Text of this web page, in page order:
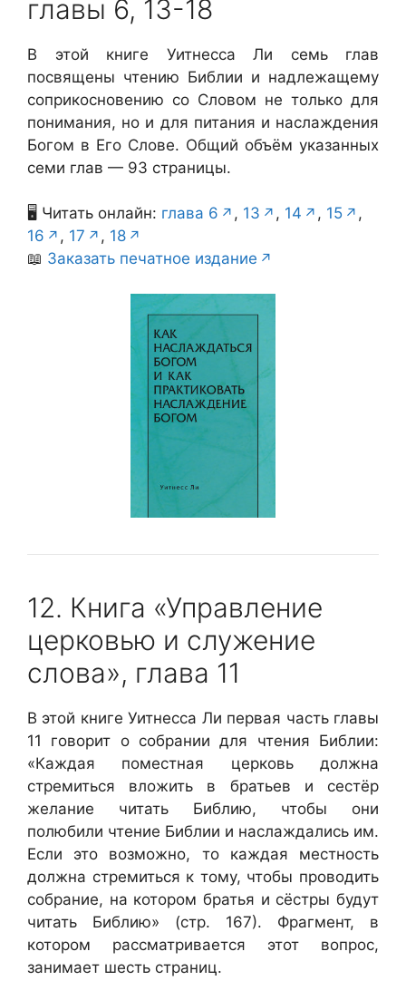
главы 6, 13-18
В этой книге Уитнесса Ли семь глав
посвящены чтению Библии и надлежащему
соприкосновению со Словом не только для
понимания, но и для питания и наслаждения
Богом в Его Слове. Общий объём указанных
семи глав — 93 страницы.
🖥️ Читать онлайн: глава 6 , 13 , 14 , 15
,
16
, 17 , 18
📖 Заказать печатное издание
12. Книга «Управление
церковью и служение
слова», глава 11
В этой книге Уитнесса Ли первая часть главы
11 говорит о собрании для чтения Библии:
«Каждая поместная церковь должна
стремиться вложить в братьев и сестёр
желание читать Библию, чтобы они
полюбили чтение Библии и наслаждались им.
Если это возможно, то каждая местность
должна стремиться к тому, чтобы проводить
собрание, на котором братья и сёстры будут
читать Библию» (стр. 167). Фрагмент, в
котором рассматривается этот вопрос,
занимает шесть страниц.